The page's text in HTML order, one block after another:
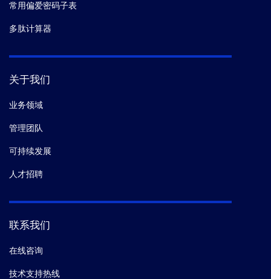
常用偏爱密码子表
多肽计算器
关于我们
业务领域
管理团队
可持续发展
人才招聘
联系我们
在线咨询
技术支持热线